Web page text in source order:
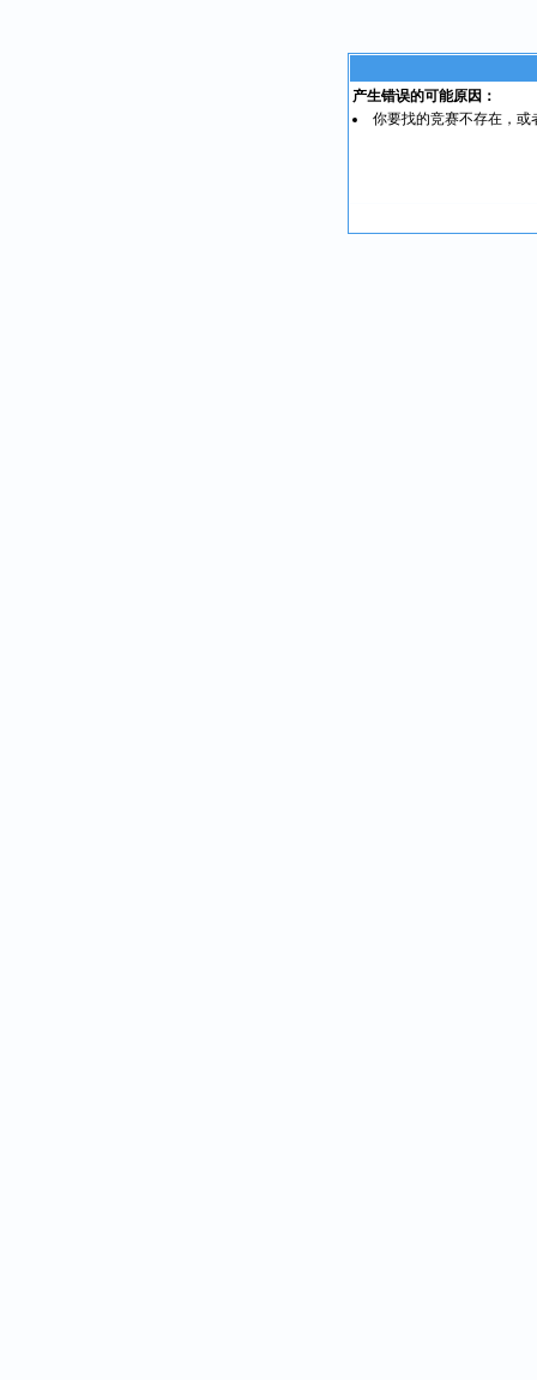
产生错误的可能原因：
你要找的竞赛不存在，或